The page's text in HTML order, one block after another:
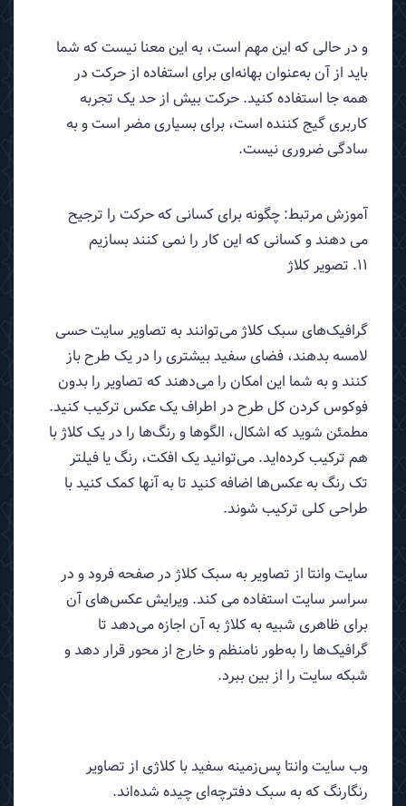
و در حالی که این مهم است، به این معنا نیست که شما
باید از آن به‌عنوان بهانه‌ای برای استفاده از حرکت در
همه جا استفاده کنید. حرکت بیش از حد یک تجربه
کاربری گیج کننده است، برای بسیاری مضر است و به
سادگی ضروری نیست.
آموزش مرتبط: چگونه برای کسانی که حرکت را ترجیح
می دهند و کسانی که این کار را نمی کنند بسازیم
11. تصویر کلاژ
گرافیک‌های سبک کلاژ می‌توانند به تصاویر سایت حسی
لامسه بدهند، فضای سفید بیشتری را در یک طرح باز
کنند و به شما این امکان را می‌دهند که تصاویر را بدون
فوکوس کردن کل طرح در اطراف یک عکس ترکیب کنید.
مطمئن شوید که اشکال، الگوها و رنگ‌ها را در یک کلاژ با
هم ترکیب کرده‌اید. می‌توانید یک افکت، رنگ یا فیلتر
تک رنگ به عکس‌ها اضافه کنید تا به آنها کمک کنید با
طراحی کلی ترکیب شوند. ‌
سایت وانتا از تصاویر به سبک کلاژ در صفحه فرود و در
سراسر سایت استفاده می کند. ویرایش عکس‌های آن
برای ظاهری شبیه به کلاژ به آن اجازه می‌دهد تا
گرافیک‌ها را به‌طور نامنظم و خارج از محور قرار دهد و
شبکه سایت را از بین ببرد.
وب سایت وانتا پس‌زمینه سفید با کلاژی از تصاویر
رنگارنگ که به سبک دفترچه‌ای چیده شده‌اند.